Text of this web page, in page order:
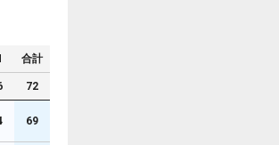
合計
72
69